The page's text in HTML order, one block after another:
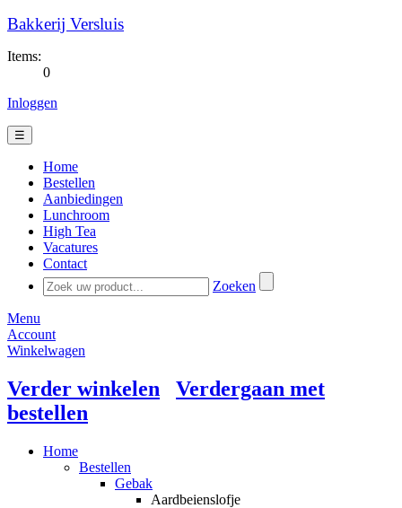
Bakkerij Versluis
Items:
0
Inloggen
☰
Home
Bestellen
Aanbiedingen
Lunchroom
High Tea
Vacatures
Contact
Zoeken
Menu
Account
Winkelwagen
Verder winkelen
Verdergaan met
bestellen
Home
Bestellen
Gebak
Aardbeienslofje